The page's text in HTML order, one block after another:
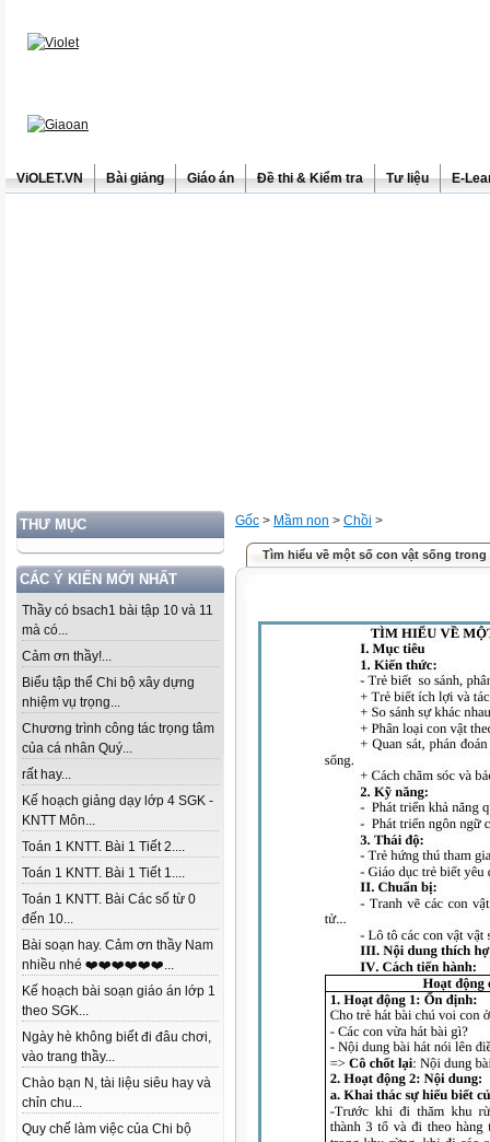
ViOLET.VN Bài giảng Giáo án Đề thi & Kiểm tra Tư liệu E-
THƯ MỤC
CÁC Ý KIẾN MỚI NHẤT
Thầy có bsach1 bài tập 10 và 11
mà có...
Cảm ơn thầy!...
Biểu tập thể Chi bộ xây dựng
nhiệm vụ trọng...
Chương trình công tác trọng tâm
của cá nhân Quý...
rất hay...
Kế hoạch giảng dạy lớp 4 SGK -
KNTT Môn...
Toán 1 KNTT. Bài 1 Tiết 2....
Toán 1 KNTT. Bài 1 Tiết 1....
Toán 1 KNTT. Bài Các số từ 0
đến 10...
Bài soạn hay. Cảm ơn thầy Nam
nhiều nhé ❤️❤️❤️❤️❤️❤️...
Kế hoạch bài soạn giáo án lớp 1
theo SGK...
Ngày hè không biết đi đâu chơi,
vào trang thầy...
Chào bạn N, tài liệu siêu hay và
chỉn chu...
Quy chế làm việc của Chi bộ
Gốc > Mầm non > Chồi >
Tìm hiểu về một số con vật sống